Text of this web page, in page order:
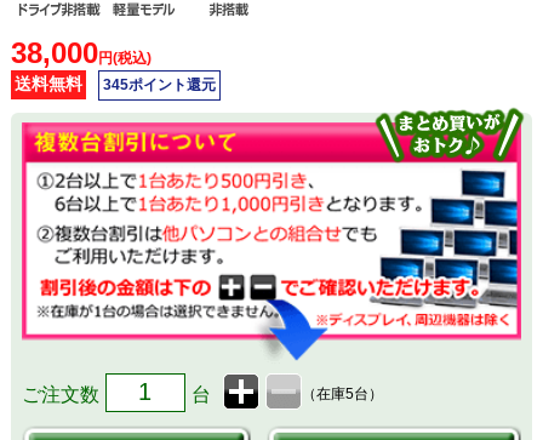
38,000円(税込)
送料無料 345ポイント還元
ご注文数 台 （在庫5台）